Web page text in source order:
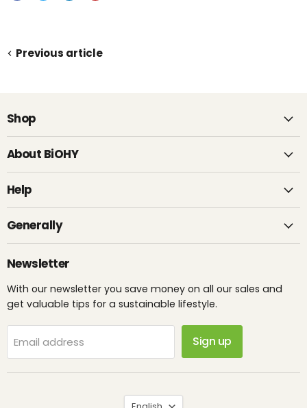
Previous article
Shop
About BiOHY
Help
Generally
Newsletter
With our newsletter you save money on all our sales and
get valuable tips for a sustainable lifestyle.
Email address Sign up